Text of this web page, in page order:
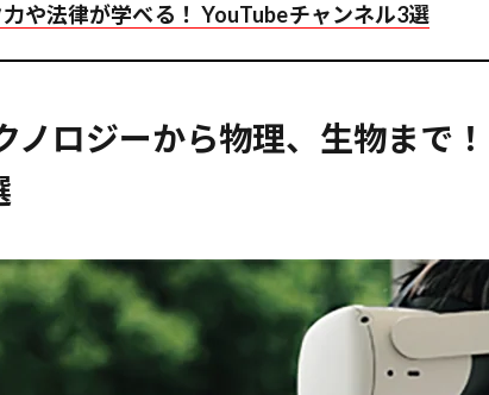
や法律が学べる！ YouTubeチャンネル3選
ノロジーから物理、生物まで